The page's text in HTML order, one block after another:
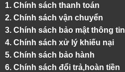
1. Chính sách thanh toán
2. Chính sách vận chuyển
3. Chính sách bảo mật thông tin
4. Chính sách xử lý khiếu nại
5. Chính sách bảo hành
6. Chính sách đổi trả,hoàn tiền